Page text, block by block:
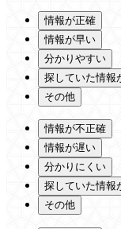
情報が正確
情報が早い
分かりやすい
探していた情報
その他
情報が不正確
情報が遅い
分かりにくい
探していた情報
その他